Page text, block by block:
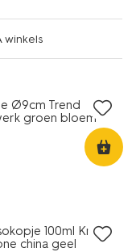
winkels
Ø9cm Trend
groen bloem
100ml Knap
china geel